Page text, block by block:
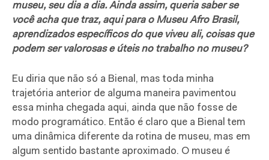
museu, seu dia a dia. Ainda assim, queria saber se
você acha que traz, aqui para o Museu Afro Brasil,
aprendizados específicos do que viveu ali, coisas que
podem ser valorosas e úteis no trabalho no museu?
Eu diria que não só a Bienal, mas toda minha
trajetória anterior de alguma maneira pavimentou
essa minha chegada aqui, ainda que não fosse de
modo programático. Então é claro que a Bienal tem
uma dinâmica diferente da rotina de museu, mas em
algum sentido bastante aproximado. O museu é